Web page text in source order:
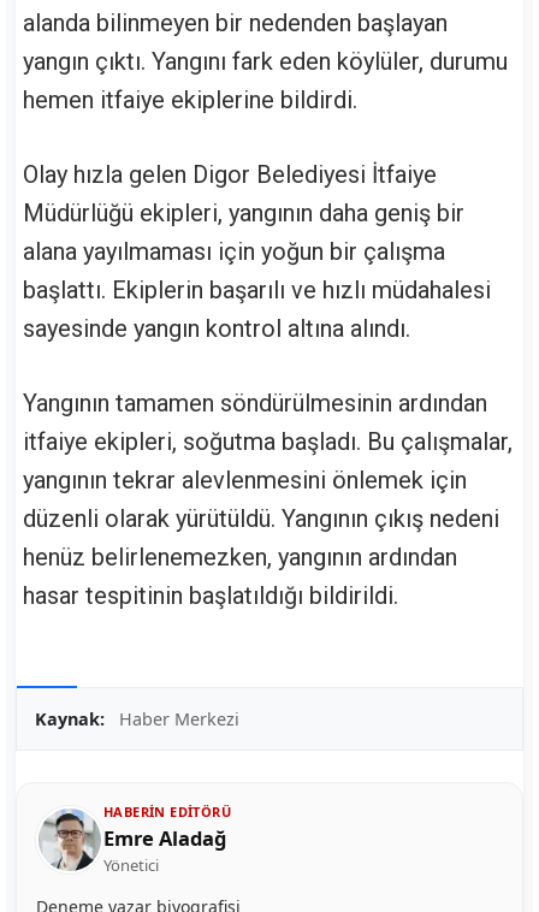
alanda bilinmeyen bir nedenden başlayan
yangın çıktı. Yangını fark eden köylüler, durumu
hemen itfaiye ekiplerine bildirdi.
Olay hızla gelen Digor Belediyesi İtfaiye
Müdürlüğü ekipleri, yangının daha geniş bir
alana yayılmaması için yoğun bir çalışma
başlattı. Ekiplerin başarılı ve hızlı müdahalesi
sayesinde yangın kontrol altına alındı.
Yangının tamamen söndürülmesinin ardından
itfaiye ekipleri, soğutma başladı. Bu çalışmalar,
yangının tekrar alevlenmesini önlemek için
düzenli olarak yürütüldü. Yangının çıkış nedeni
henüz belirlenemezken, yangının ardından
hasar tespitinin başlatıldığı bildirildi.
Kaynak: Haber Merkezi
HABERIN EDITÖRÜ
Emre Aladağ
Yönetici
Deneme yazar biyografisi